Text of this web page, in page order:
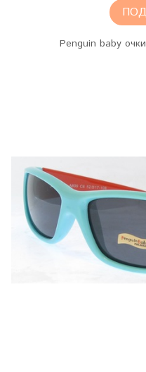
Penguin baby